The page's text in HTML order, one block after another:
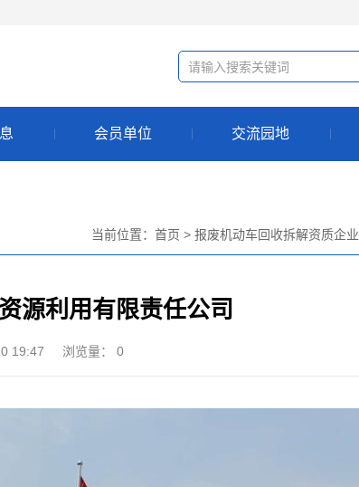
会员单位 交流园地
当前位置： 首页 > 报废机动车回收拆解资质企业
源利用有限责任公司
19:47 浏览量： 0